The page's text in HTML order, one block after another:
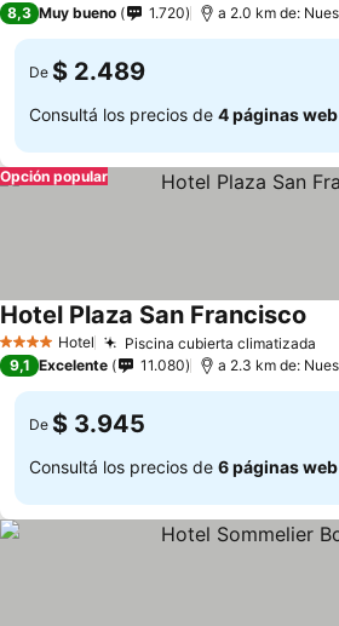
8,3 Muy bueno 1.720
De $ 2.489
Consultá los precios de 4 páginas web
Opción popular
4 EstrellasHotel Piscina cubierta climatizada
Hotel Plaza San Francisco
9,1 Excelente 11.080
De $ 3.945
Consultá los precios de 6 páginas web